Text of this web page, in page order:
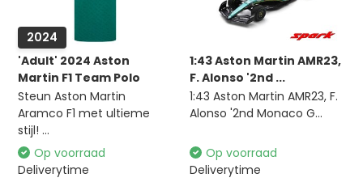
2024
'Adult' 2024 Aston
Martin F1 Team Polo
Steun Aston Martin
Aramco F1 met ultieme
stijl! ...
Op voorraad
Deliverytime
1:43 Aston Martin AMR23,
F. Alonso '2nd ...
1:43 Aston Martin AMR23, F.
Alonso '2nd Monaco G...
Op voorraad
Deliverytime